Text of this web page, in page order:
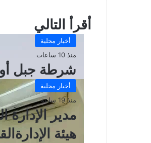
أقرأ التالي
أخبار محلية
منذ 10 ساعات
شرطة جبل أولياء تضبط 190
أخبار محلية
منذ 19 ساعة
مدير الإدارة
هيئة